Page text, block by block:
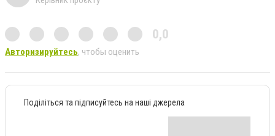
0,0
Авторизируйтесь, чтобы оценить
Поділіться та підписуйтесь на наші джерела